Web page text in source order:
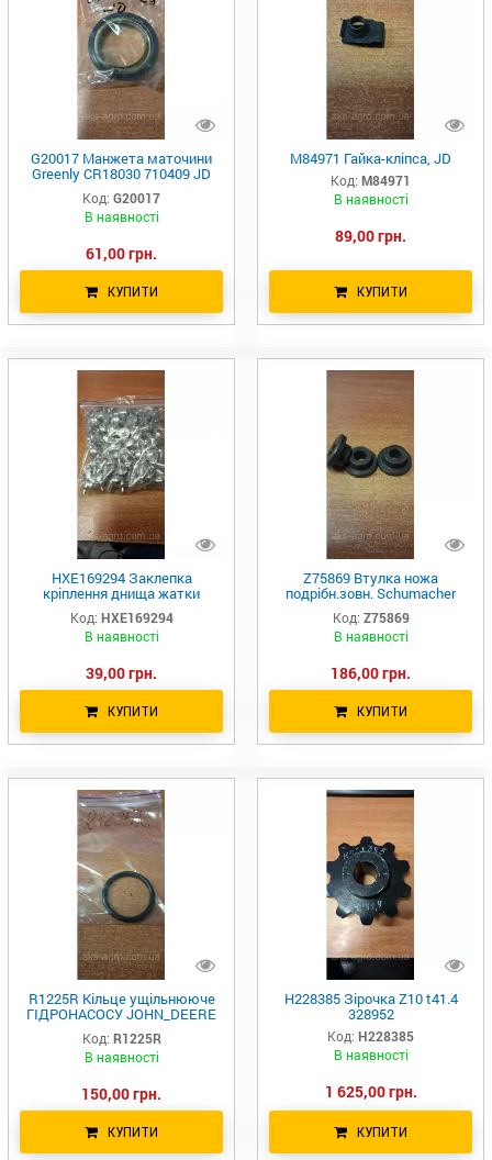
G20017 Манжета маточини
Greenly CR18030 710409 JD
AH20017
Код: G20017
В наявності
61,00 грн.
КУПИТИ
M84971 Гайка-кліпса, JD
Код: M84971
В наявності
89,00 грн.
КУПИТИ
HXE169294 Заклепка
кріплення днища жатки
H150109 HXE52669 R113189
Код: HXE169294
В наявності
39,00 грн.
КУПИТИ
Z75869 Втулка ножа
подрiбн.зовн. Schumacher
320999450 84019619AM
Z100978
Код: Z75869
В наявності
186,00 грн.
КУПИТИ
R1225R Кільце ущільнююче
ГІДРОНАСОСУ JOHN_DEERE
29,74 x 3,53 mm SKF R63185
Код: R1225R
В наявності
150,00 грн.
КУПИТИ
H228385 Зірочка Z10 t41.4
328952
Код: H228385
В наявності
1 625,00 грн.
КУПИТИ